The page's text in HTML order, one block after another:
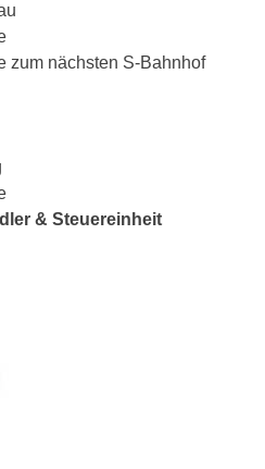
zum nächsten S-Bahnhof
& Steuereinheit